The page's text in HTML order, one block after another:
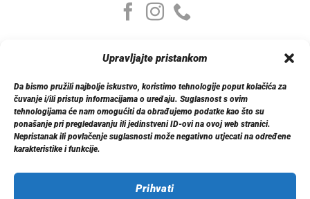
Upravljajte pristankom
Da bismo pružili najbolje iskustvo, koristimo tehnologije poput kolačića za
čuvanje i/ili pristup informacijama o uređaju. Suglasnost s ovim
tehnologijama će nam omogućiti da obrađujemo podatke kao što su
ponašanje pri pregledavanju ili jedinstveni ID-ovi na ovoj web stranici.
Nepristanak ili povlačenje suglasnosti može negativno utjecati na određene
karakteristike i funkcije.
Prihvati
Moj nalog
Moj nalog
Moje narudžbe
Detalji računa
Log out
Informacije
Politika privatnosti